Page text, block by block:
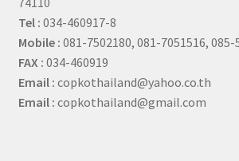
Tel : 034-460917-8
Mobile : 081-7502180, 081-7051516, 085-
FAX : 034-460919
Email : copkothailand@yahoo.co.th
Email : copkothailand@gmail.com